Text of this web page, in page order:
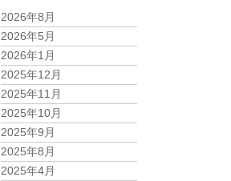
2026年8月
2026年5月
2026年1月
2025年12月
2025年11月
2025年10月
2025年9月
2025年8月
2025年4月